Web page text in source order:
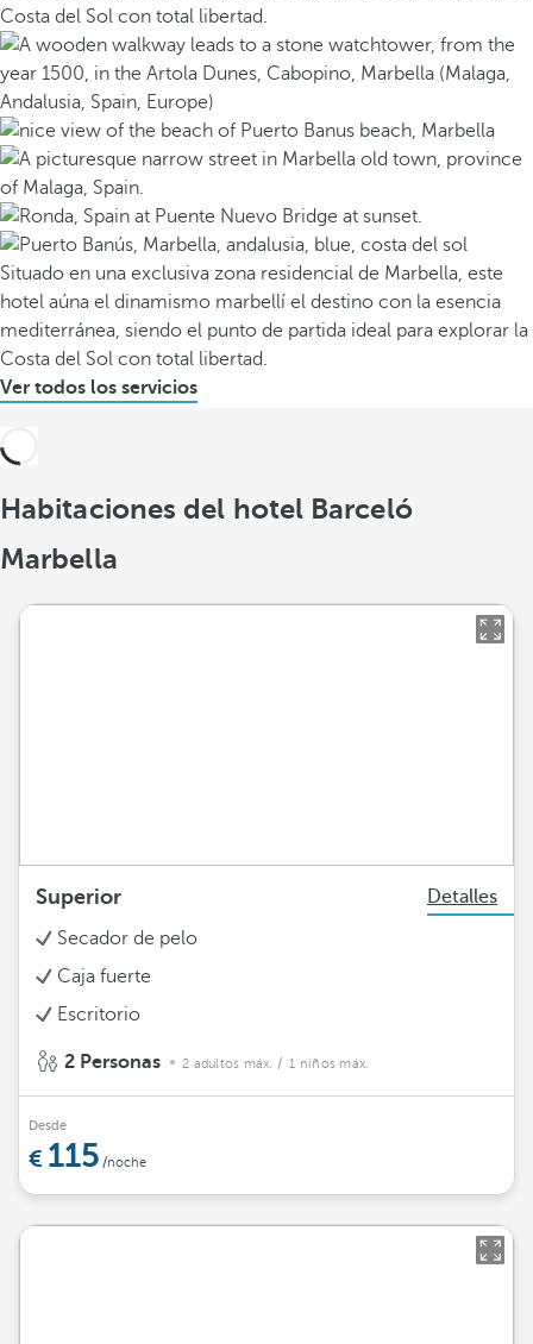
Costa del Sol con total libertad.
Situado en una exclusiva zona residencial de Marbella, este
hotel aúna el dinamismo marbellí el destino con la esencia
mediterránea, siendo el punto de partida ideal para explorar la
Costa del Sol con total libertad.
Ver todos los servicios
Habitaciones del hotel Barceló
Marbella
Superior
Detalles
Secador de pelo
Caja fuerte
Escritorio
2 Personas 2 adultos máx. / 1 niños máx.
Desde
115 /noche